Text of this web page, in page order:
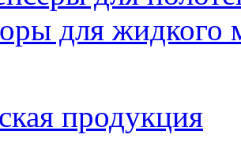
для жидкого
продукция